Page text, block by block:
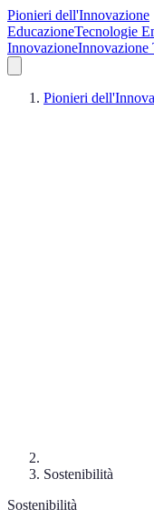
Pionieri dell'Innovazione
EducazioneTecnologie
InnovazioneInnovazione
Pionieri
Sostenibilità
Sostenibilità